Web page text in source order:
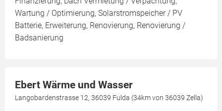
Wartung / Optimierung, Solarstromspeicher / PV
Batterie, Erweiterung, Renovierung, Renovierung /
Badsanierung
Ebert Wärme und Wasser
Langobardenstrasse 12, 36039 Fulda (34km von 36039 Zella)